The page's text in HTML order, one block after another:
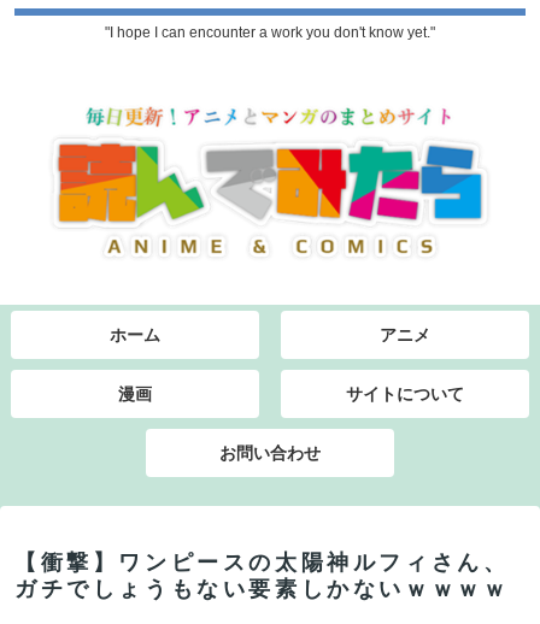
"I hope I can encounter a work you don't know yet."
ホーム アニメ
漫画 サイトについて
お問い合わせ
【衝撃】ワンピースの太陽神ルフィさん、
ガチでしょうもない要素しかないｗｗｗｗ